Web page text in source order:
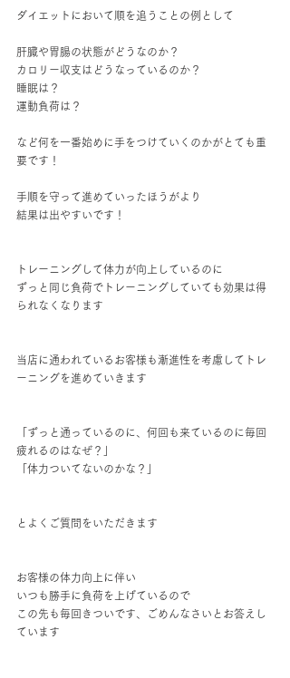
ダイエットにおいて順を追うことの例として
肝臓や胃腸の状態がどうなのか？
カロリー収支はどうなっているのか？
睡眠は？
運動負荷は？
など何を一番始めに手をつけていくのかがとても重
要です！
手順を守って進めていったほうがより
結果は出やすいです！
トレーニングして体力が向上しているのに
ずっと同じ負荷でトレーニングしていても効果は得
られなくなります
当店に通われているお客様も漸進性を考慮してトレ
ーニングを進めていきます
「ずっと通っているのに、何回も来ているのに毎回
疲れるのはなぜ？」
「体力ついてないのかな？」
とよくご質問をいただきます
お客様の体力向上に伴い
いつも勝手に負荷を上げているので
この先も毎回きついです、ごめんなさいとお答えし
ています